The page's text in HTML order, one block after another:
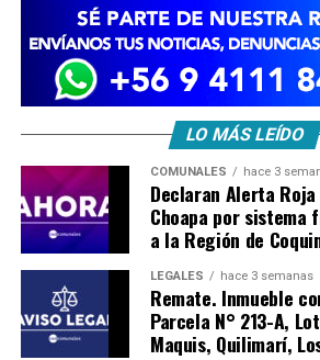
LO MÁS LEÍDO
COMUNALES hace 3
Declaran Alerta
Choapa por
a la Región de
LEGALES hace 3 semanas
Remate. Inmueble
Parcela N° 213-A,
Maquis, Quilimarí,